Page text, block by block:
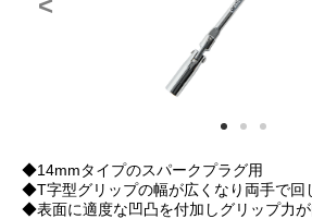
◆14mmタイプのスパークプラグ用
◆T字型グリップの幅が広くなり両手で回
◆表面に適度な凹凸を付加しグリップ力